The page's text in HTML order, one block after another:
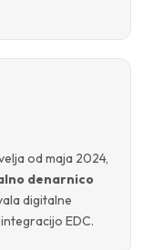
od maja 2024,
denarnico
digitalne
EDC.